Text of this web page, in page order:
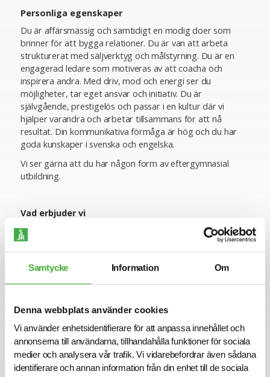
Samtycke Information Om
Denna webbplats använder cookies
Vi använder enhetsidentifierare för att anpassa innehållet och
annonserna till användarna, tillhandahålla funktioner för sociala
medier och analysera vår trafik. Vi vidarebefordrar även sådana
identifierare och annan information från din enhet till de sociala
Personliga egenskaper
Du är affärsmässig och samtidigt en modig doer som
brinner för att bygga relationer. Du är van att arbeta
strukturerat med säljverktyg och målstyrning. Du är en
engagerad ledare som motiveras av att coacha och
inspirera andra. Med driv, mod och energi ser du
möjligheter, tar eget ansvar och initiativ. Du är
självgående, prestigelös och passar i en kultur där vi
hjälper varandra och arbetar tillsammans för att nå
resultat. Din kommunikativa förmåga är hög och du har
goda kunskaper i svenska och engelska.
Vi ser gärna att du har någon form av eftergymnasial
utbildning.
Vad erbjuder vi
Hos oss blir du del av en prestigelös miljö som är
inkluderande och där det är högt i tak med stor möjlighet
att påverka. Vi har en gemensam kultur där vi dagligen
arbetar efter våra fyra kärnvärden: Kompetenta, Effektiva,
Lösningsorienterade, Nytänkande
Om företaget
Axess Logistics är den enda leverantören att erbjuda en
totallösning av billogistik för flödet av nytillverkade fordon
till den skandinaviska marknaden. Vi erbjuder kompletta
logistiklösningar för vidare distribution av nya och